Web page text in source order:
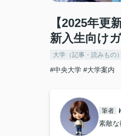
【2025年
新入生向け
大学（記事・読みもの）
#中央大学 #大学案内
筆者
素敵な